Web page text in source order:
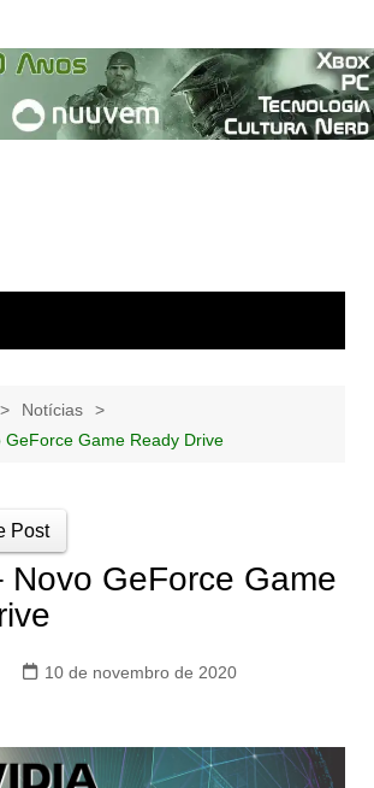
Notícias
GeForce Game Ready Drive
Post
Novo GeForce Game
10 de novembro de 2020